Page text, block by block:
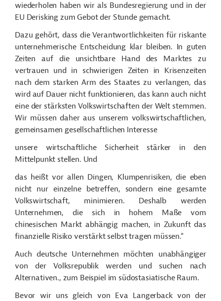
wiederholen haben wir als Bundesregierung und in der
EU Derisking zum Gebot der Stunde gemacht.
Dazu gehört, dass die Verantwortlichkeiten für riskante
unternehmerische Entscheidung klar bleiben. In guten
Zeiten auf die unsichtbare Hand des Marktes zu
vertrauen und in schwierigen Zeiten in Krisenzeiten
nach dem starken Arm des Staates zu verlangen, das
wird auf Dauer nicht funktionieren, das kann auch nicht
eine der stärksten Volkswirtschaften der Welt stemmen.
Wir müssen daher aus unserem volkswirtschaftlichen,
gemeinsamen gesellschaftlichen Interesse
unsere wirtschaftliche Sicherheit stärker in den
Mittelpunkt stellen. Und
das heißt vor allen Dingen, Klumpenrisiken, die eben
nicht nur einzelne betreffen, sondern eine gesamte
Volkswirtschaft, minimieren. Deshalb werden
Unternehmen, die sich in hohem Maße vom
chinesischen Markt abhängig machen, in Zukunft das
finanzielle Risiko verstärkt selbst tragen müssen.“
Auch deutsche Unternehmen möchten unabhängiger
von der Volksrepublik werden und suchen nach
Alternativen., zum Beispiel im südostasiatische Raum.
Bevor wir uns gleich von Eva Langerback von der